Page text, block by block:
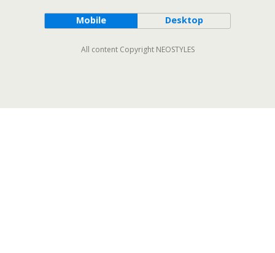
Mobile Desktop
All content Copyright NEOSTYLES